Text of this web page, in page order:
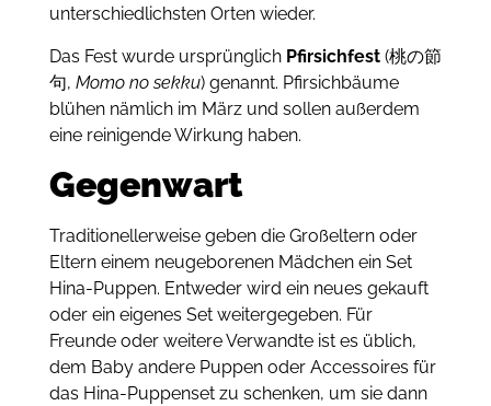
unterschiedlichsten Orten wieder.
Das Fest wurde ursprünglich Pfirsichfest (桃の節
句, Momo no sekku) genannt. Pfirsichbäume
blühen nämlich im März und sollen außerdem
eine reinigende Wirkung haben.
Gegenwart
Traditionellerweise geben die Großeltern oder
Eltern einem neugeborenen Mädchen ein Set
Hina-Puppen. Entweder wird ein neues gekauft
oder ein eigenes Set weitergegeben. Für
Freunde oder weitere Verwandte ist es üblich,
dem Baby andere Puppen oder Accessoires für
das Hina-Puppenset zu schenken, um sie dann